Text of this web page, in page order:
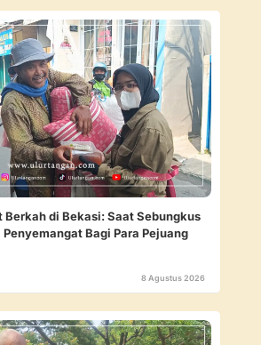
Berkah di Bekasi: Saat Sebungkus
Bagi Para Pejuang
8 Agustus 2026